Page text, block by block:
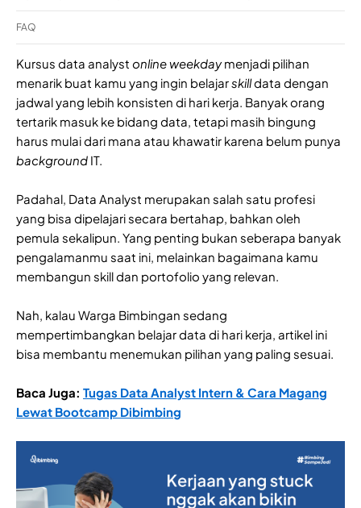
FAQ
Kursus data analyst online weekdaymenjadi pilihan
menarik buat kamu yang ingin belajarskilldata dengan
jadwal yang lebih konsisten di hari kerja. Banyak orang
tertarik masuk ke bidang data, tetapi masih bingung
harus mulai dari mana atau khawatir karena belum punya
background IT.
Padahal, Data Analyst merupakan salah satu profesi
yang bisa dipelajari secara bertahap, bahkan oleh
pemula sekalipun. Yang penting bukan seberapa banyak
pengalamanmu saat ini, melainkan bagaimana kamu
membangun skill dan portofolio yang relevan.
Nah, kalau Warga Bimbingan sedang
mempertimbangkan belajar data di hari kerja, artikel ini
bisa membantu menemukan pilihan yang paling sesuai.
Baca Juga: Tugas Data Analyst Intern & Cara Magang
Lewat Bootcamp Dibimbing